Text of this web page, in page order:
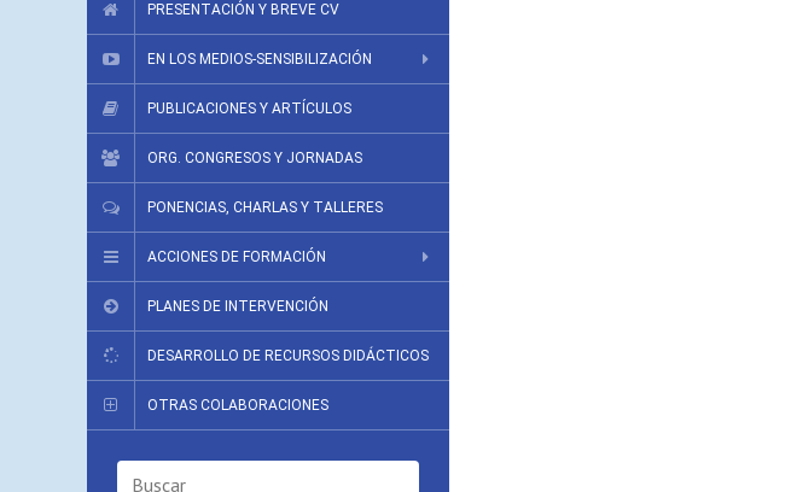
PRESENTACIÓN Y BREVE CV
EN LOS MEDIOS-SENSIBILIZACIÓN
PUBLICACIONES Y ARTÍCULOS
ORG. CONGRESOS Y JORNADAS
PONENCIAS, CHARLAS Y TALLERES
ACCIONES DE FORMACIÓN
PLANES DE INTERVENCIÓN
DESARROLLO DE RECURSOS DIDÁCTICOS
OTRAS COLABORACIONES